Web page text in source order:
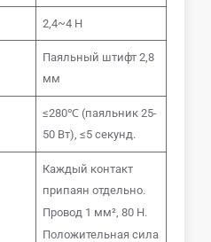
2,4~4 Н
Паяльный штифт 2,8
мм
≤280℃ (паяльник 25-
50 Вт), ≤5 секунд.
Каждый контакт
припаян отдельно.
Провод 1 мм², 80 Н.
Положительная сила